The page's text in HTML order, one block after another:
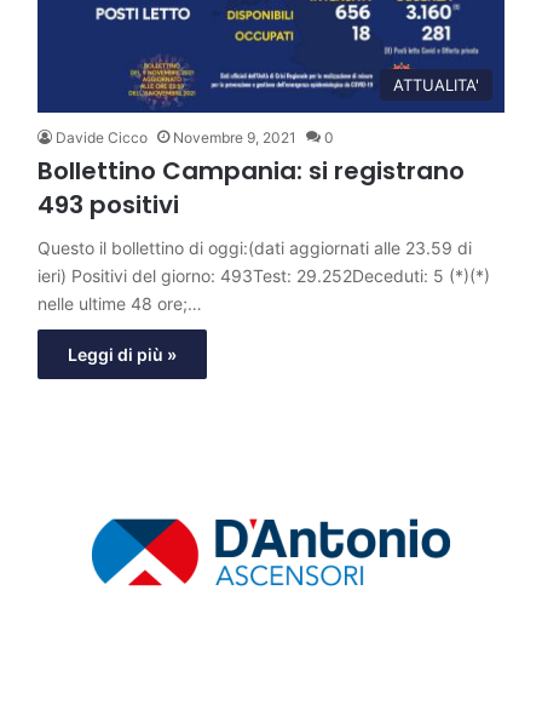
ATTUALITA'
Davide Cicco Novembre 9, 2021 0
Bollettino Campania: si registrano
493 positivi
Questo il bollettino di oggi:(dati aggiornati alle 23.59 di
ieri) Positivi del giorno: 493Test: 29.252Deceduti: 5 (*)(*)
nelle ultime 48 ore;…
Leggi di più »